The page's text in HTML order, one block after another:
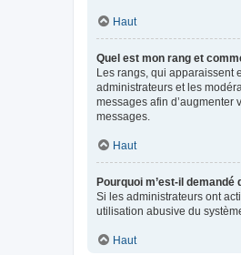
Haut
Quel est mon rang et
Les rangs, qui apparaissent
administrateurs et les
messages afin d’augmenter
messages.
Haut
Pourquoi m’est-il
Si les administrateurs ont
utilisation abusive du
Haut